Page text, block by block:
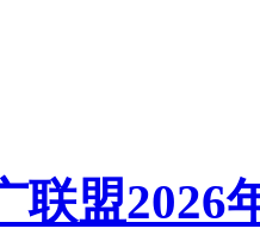
联盟2026